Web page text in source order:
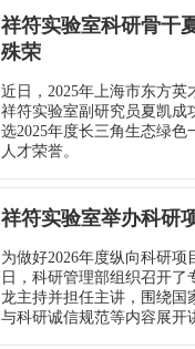
祥符实验室科研骨干
殊荣
近日，2025年上海市东方英
祥符实验室副研究员夏凯成
选2025年度长三角生态绿色
人才荣誉。
祥符实验室举办科研
为做好2026年度纵向科研
日，科研管理部组织召开
龙主持并担任主讲，围绕国
与科研诚信规范等内容展开